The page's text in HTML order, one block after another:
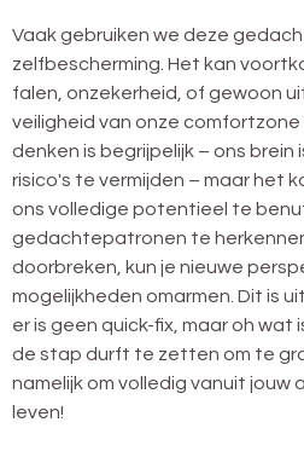
Vaak gebruiken we deze
zelfbescherming. Het kan
falen, onzekerheid, of gewoon
veiligheid van onze
denken is begrijpelijk – ons brein
risico's te vermijden – maar het
ons volledige potentieel te
gedachtepatronen te
doorbreken, kun je nieuwe
mogelijkheden omarmen. Dit is
er is geen quick-fix, maar oh wat
de stap durft te zetten om te
namelijk om volledig vanuit
leven!